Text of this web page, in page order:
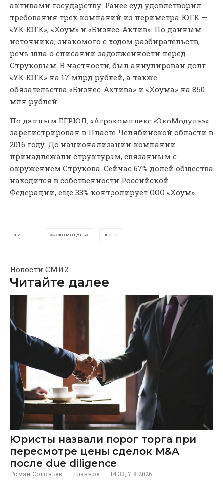
активами государству. Ранее суд удовлетворил
требования трех компаний из периметра ЮГК —
«УК ЮГК», «Хоум» и «Бизнес-Актив». По данным
источника, знакомого с ходом разбирательств,
речь шла о списании задолженности перед
Струковым. В частности, был аннулирован долг
«УК ЮГК» на 17 млрд рублей, а также
обязательства «Бизнес-Актива» и «Хоума» на 850
млн рублей.
По данным ЕГРЮЛ, «Агрокомплекс «ЭкоМодуль»»
зарегистрирован в Пласте Челябинской области в
2016 году. До национализации компании
принадлежали структурам, связанным с
окружением Струкова. Сейчас 67% долей общества
находится в собственности Российской
Федерации, еще 33% контролирует ООО «Хоум».
ТЕГИ «ЭКОМОДУЛЬ» ЮГК
Новости СМИ2
Читайте далее
Юристы назвали порог торга при
пересмотре цены сделок M&A
после due diligence
Роман Соловьев · Главное · 14:33, 7.8.2026